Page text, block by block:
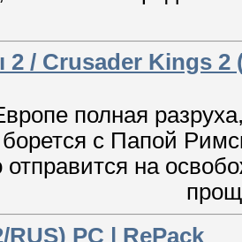
/ Crusader Kings 2
полная
с Папой
отправится на
RUS) PC | RePack